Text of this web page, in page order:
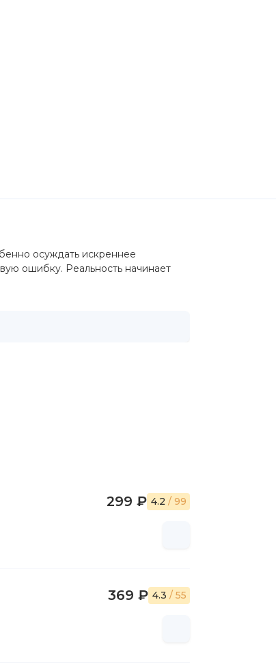
осуждать искреннее
ошибку. Реальность начинает
299 ₽ 4.2 / 99
369 ₽ 4.3 / 55